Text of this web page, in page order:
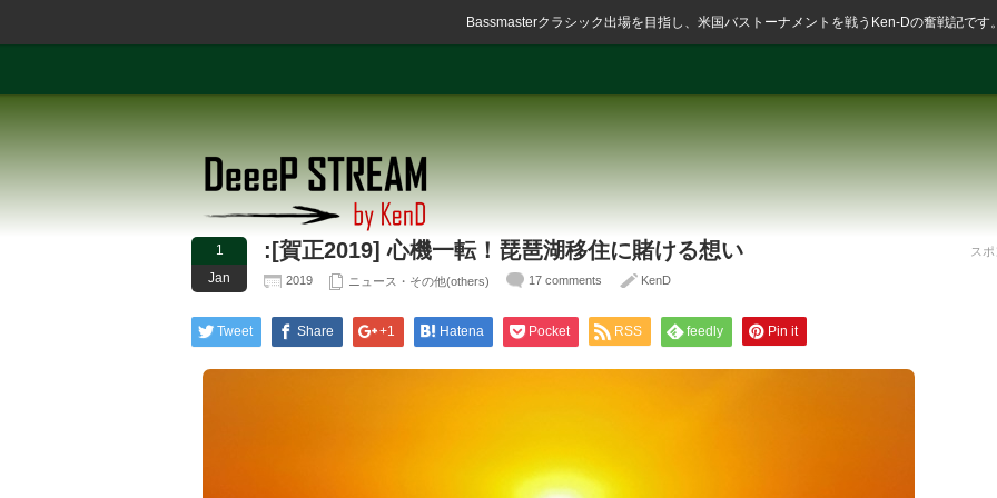
Bassmasterクラシック出場を目指し、米国バストーナメントを戦うKen-Dの奮戦記です
1
Jan
:[賀正2019] 心機一転！琵琶湖移住に賭ける想い
2019 ニュース・その他(others) 17 comments KenD
Tweet Share +1 Hatena Pocket RSS feedly Pin it
ス